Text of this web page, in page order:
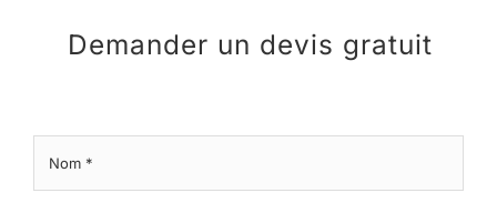
Demander un devis gratuit